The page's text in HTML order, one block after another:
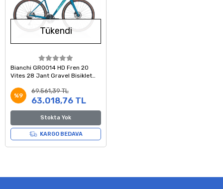
Tükendi
Bianchi GR0014 HD Fren 20
Vites 28 Jant Gravel Bisiklet
%9
69.561,39 TL
63.018,76 TL
Stokta Yok
KARGO BEDAVA